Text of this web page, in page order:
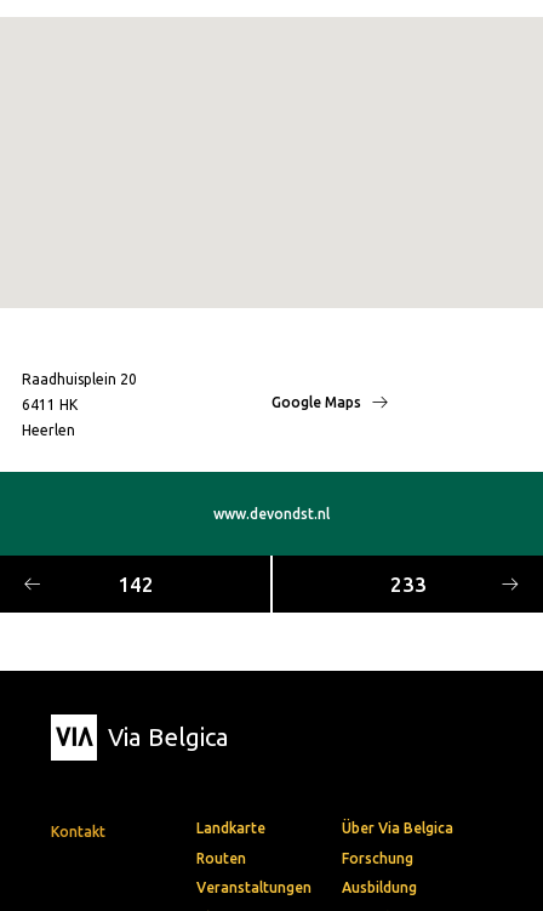
Raadhuisplein 20
6411 HK
Heerlen
Google Maps
www.devondst.nl
142 233
Via Belgica
Kontakt
Landkarte
Routen
Veranstaltungen
Über Via Belgica
Forschung
Ausbildung